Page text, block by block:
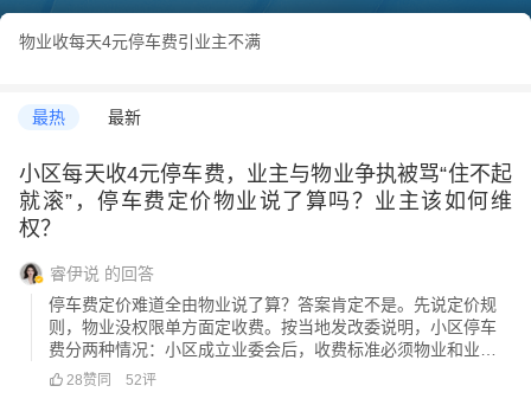
物业收每天4元停车费引业主不满
最热 最新
小区每天收4元停车费，业主与物业争执被骂“住不起
就滚”，停车费定价物业说了算吗？业主该如何维
权？
睿伊说 的回答
停车费定价难道全由物业说了算？答案肯定不是。先说定价规
则，物业没权限单方面定收费。按当地发改委说明，小区停车
费分两种情况：小区成立业委会后，收费标准必须物业和业委
会协商、业主大会表决通过才行。像江沁苑这种还没组建业委
28赞同 52评